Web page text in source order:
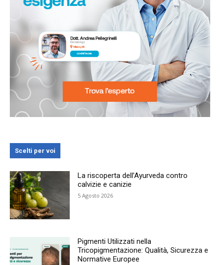
Scelti per voi
La riscoperta dell’Ayurveda contro
calvizie e canizie
5 Agosto 2026
Pigmenti Utilizzati nella
Tricopigmentazione: Qualità, Sicurezza e
Normative Europee